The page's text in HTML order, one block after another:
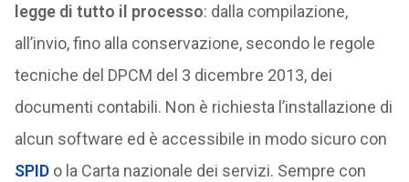
legge di tutto il processo: dalla compilazione,
all’invio, fino alla conservazione, secondo le regole
tecniche del DPCM del 3 dicembre 2013, dei
documenti contabili. Non è richiesta l’installazione di
alcun software ed è accessibile in modo sicuro con
SPID o la Carta nazionale dei servizi. Sempre con